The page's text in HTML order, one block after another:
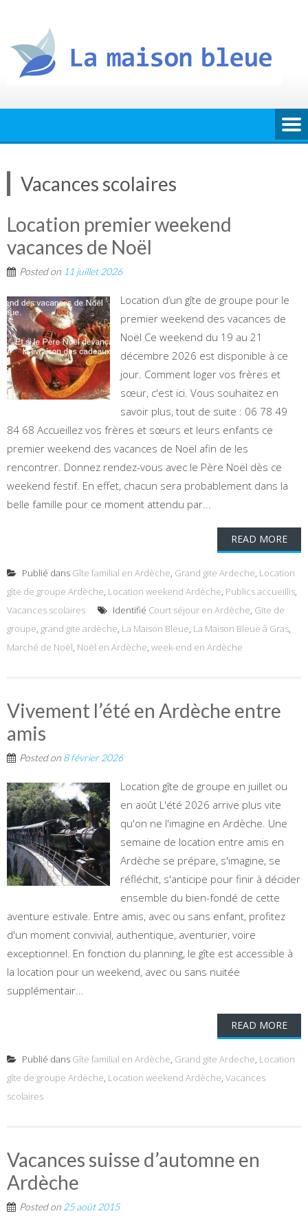
content
Vacances scolaires
Location premier weekend
vacances de Noël
Posted on 11 juillet 2026
Location d’un gîte de groupe pour le
premier weekend des vacances de
Noël Ce weekend du 19 au 21
décembre 2026 est disponible à ce
jour. Comment loger vos frères et
sœur, c'est ici. Vous souhaitez en
savoir plus, tout de suite : 06 78 49
84 68 Accueillez vos frères et sœurs et leurs enfants ce
premier weekend des vacances de Noël afin de les
rencontrer. Donnez rendez-vous avec le Père Noël dès ce
weekend festif. En effet, chacun sera probablement dans la
belle famille pour ce moment attendu par...
READ MORE
Publié dans Gîte familial en Ardèche, Grand gite Ardeche, Location
gîte de groupe Ardèche, Location weekend Ardèche, Publics accueillis,
Vacances scolaires
Identifié Court séjour en Ardèche, Gite de
groupe, grand gite ardèche, La Maison Bleue, La Maison Bleue à Gras,
Marché de Noël, Noël en Ardèche, week-end en Ardèche
Vivement l’été en Ardèche entre
amis
Posted on 8 février 2026
Location gîte de groupe en juillet ou
en août L'été 2026 arrive plus vite
qu'on ne l'imagine en Ardèche. Une
semaine de location entre amis en
Ardèche se prépare, s'imagine, se
réfléchit, s'anticipe pour finir à décider
ensemble du bien-fondé de cette
aventure estivale. Entre amis, avec ou sans enfant, profitez
d'un moment convivial, authentique, aventurier, voire
exceptionnel. En fonction du planning, le gîte est accessible à
la location pour un weekend, avec ou sans nuitée
supplémentair...
READ MORE
Publié dans Gîte familial en Ardèche, Grand gite Ardeche, Location
gîte de groupe Ardèche, Location weekend Ardèche, Vacances
scolaires
Vacances suisse d’automne en
Ardèche
Posted on 25 août 2015